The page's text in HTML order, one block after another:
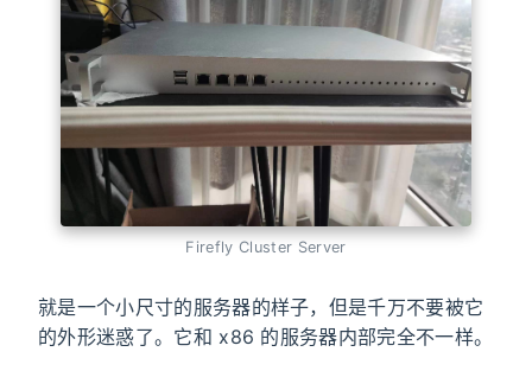
Firefly Cluster Server
就是一个小尺寸的服务器的样子，但是千万不要被它
的外形迷惑了。它和 x86 的服务器内部完全不一样。